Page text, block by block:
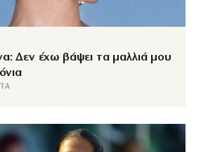
Δεν έχω βάψει τα μαλλιά μου